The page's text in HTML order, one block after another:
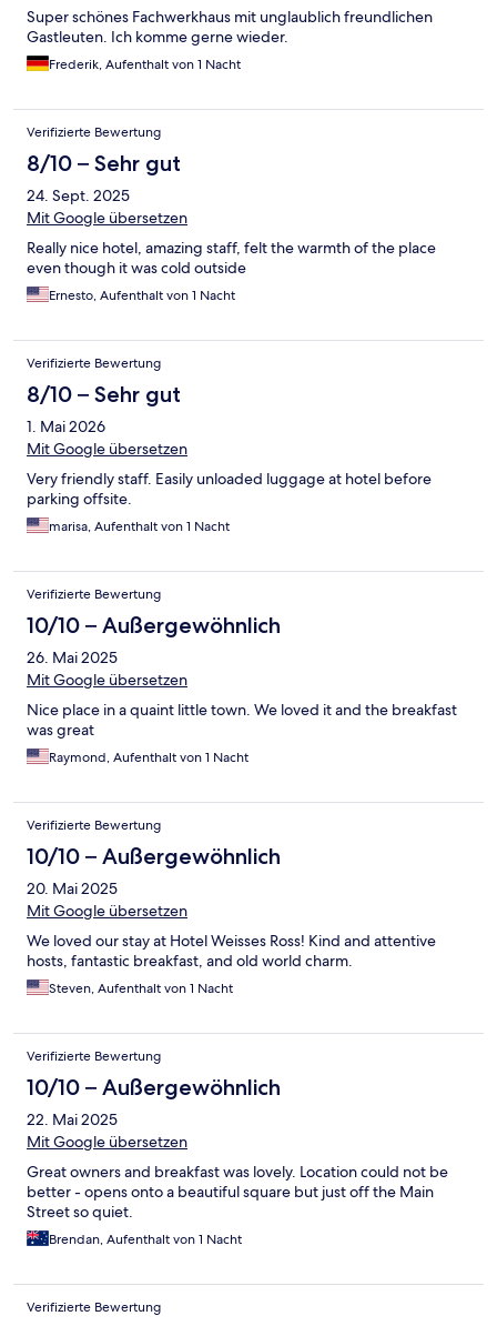
Super schönes Fachwerkhaus mit unglaublich freundlichen
Gastleuten. Ich komme gerne wieder.
Frederik, Aufenthalt von 1 Nacht
Verifizierte Bewertung
8/10 – Sehr gut
24. Sept. 2025
Mit Google übersetzen
Really nice hotel, amazing staff, felt the warmth of the place
even though it was cold outside
Ernesto, Aufenthalt von 1 Nacht
Verifizierte Bewertung
8/10 – Sehr gut
1. Mai 2026
Mit Google übersetzen
Very friendly staff. Easily unloaded luggage at hotel before
parking offsite.
marisa, Aufenthalt von 1 Nacht
Verifizierte Bewertung
10/10 – Außergewöhnlich
26. Mai 2025
Mit Google übersetzen
Nice place in a quaint little town. We loved it and the breakfast
was great
Raymond, Aufenthalt von 1 Nacht
Verifizierte Bewertung
10/10 – Außergewöhnlich
20. Mai 2025
Mit Google übersetzen
We loved our stay at Hotel Weisses Ross! Kind and attentive
hosts, fantastic breakfast, and old world charm.
Steven, Aufenthalt von 1 Nacht
Verifizierte Bewertung
10/10 – Außergewöhnlich
22. Mai 2025
Mit Google übersetzen
Great owners and breakfast was lovely. Location could not be
better - opens onto a beautiful square but just off the Main
Street so quiet.
Brendan, Aufenthalt von 1 Nacht
Verifizierte Bewertung